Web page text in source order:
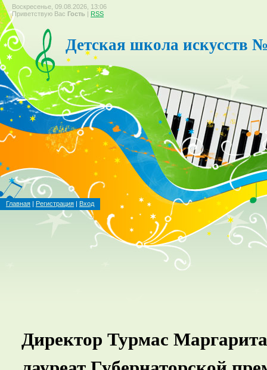
Воскресенье, 09.08.2026, 13:06
Приветствую Вас Гость | RSS
Детская школа искусств
Главная | Регистрация | Вход
Директор Турмас